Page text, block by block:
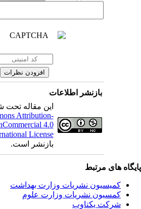
بازنشر اطلاعات
این مقاله تحت
Attribution-
4.0
License
بازنشر است.
های مرتبط
کمیسیون نشریات وزارت بهداشت
کمسیون نشریات وزارت علوم
شرکت یکتاوب